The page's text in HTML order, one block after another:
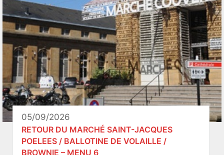
05/09/2026
RETOUR DU MARCHÉ SAINT-JACQUES
POELEES / BALLOTINE DE VOLAILLE /
BROWNIE – MENU 6